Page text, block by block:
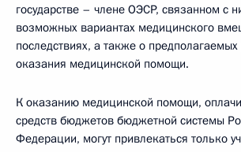
государстве – члене ОЭСР, связанном с
возможных вариантах медицинского
последствиях, а также о предполагаемых
оказания медицинской помощи.
К оказанию медицинской помощи,
средств бюджетов бюджетной системы
Федерации, могут привлекаться только